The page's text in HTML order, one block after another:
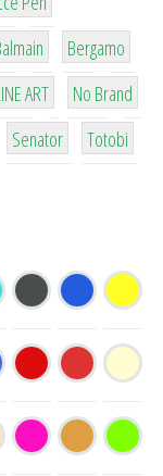
4 26
Bergamo
4
ART
90
No Brand
15
Senator
43
Totobi